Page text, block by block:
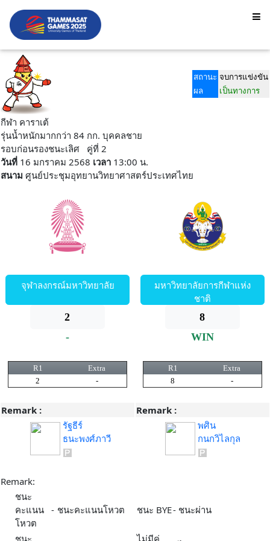
สถานะ จบการแข่งขัน
ผล
เป็นทางการ
กีฬา คาราเต้
รุ่นน้ำหนักมากกว่า 84 กก. บุคคลชาย
รอบก่อนรองชนะเลิศ คู่ที่ 2
วันที่ 16 มกราคม 2568 เวลา 13:00 น.
สนาม ศูนย์ประชุมอุทยานวิทยาศาสตร์ประเทศไทย
จุฬาลงกรณ์มหาวิทยาลัย
2
-
R1
Extra
2
-
Remark :
รัฐธีร์
ธนะพงศ์ภาวี
มหาวิทยาลัยการกีฬาแห่ง
ชาติ
8
WIN
R1
Extra
8
-
Remark :
พศิน
กนกวิไลกุล
Remark:
ชนะ
คะแนน
โหวต
- ชนะคะแนนโหวต ชนะ BYE- ชนะผ่าน
ชนะ ไม่มีคู่